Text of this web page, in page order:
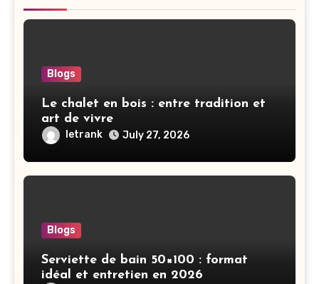
Blogs
Le chalet en bois : entre tradition et
art de vivre
letrank July 27, 2026
Blogs
Serviette de bain 50×100 : format
idéal et entretien en 2026